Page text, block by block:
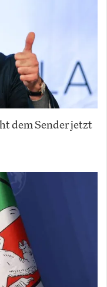
dem Sender jetzt